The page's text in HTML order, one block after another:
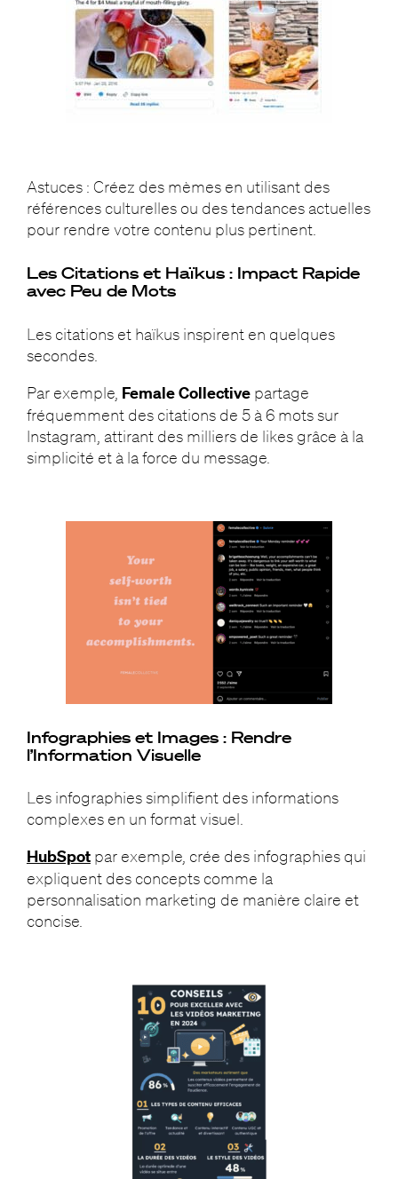
Astuces : Créez des mèmes en utilisant des
références culturelles ou des tendances actuelles
pour rendre votre contenu plus pertinent.
Les Citations et Haïkus : Impact Rapide
avec Peu de Mots
Les citations et haïkus inspirent en quelques
secondes.
Par exemple, Female Collectivepartage
fréquemment des citations de 5 à 6 mots sur
Instagram, attirant des milliers de likes grâce à la
simplicité et à la force du message.
Infographies et Images : Rendre
l’Information Visuelle
Les infographies simplifient des informations
complexes en un format visuel.
HubSpotpar exemple, crée des infographies qui
expliquent des concepts comme la
personnalisation marketing de manière claire et
concise.